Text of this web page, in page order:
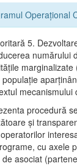
Operațional
5.
numărului
populație
mecanismului
procedură
şi
cu axele
asociat